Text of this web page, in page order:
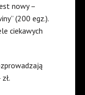
nowy –
(200 egz.).
ciekawych